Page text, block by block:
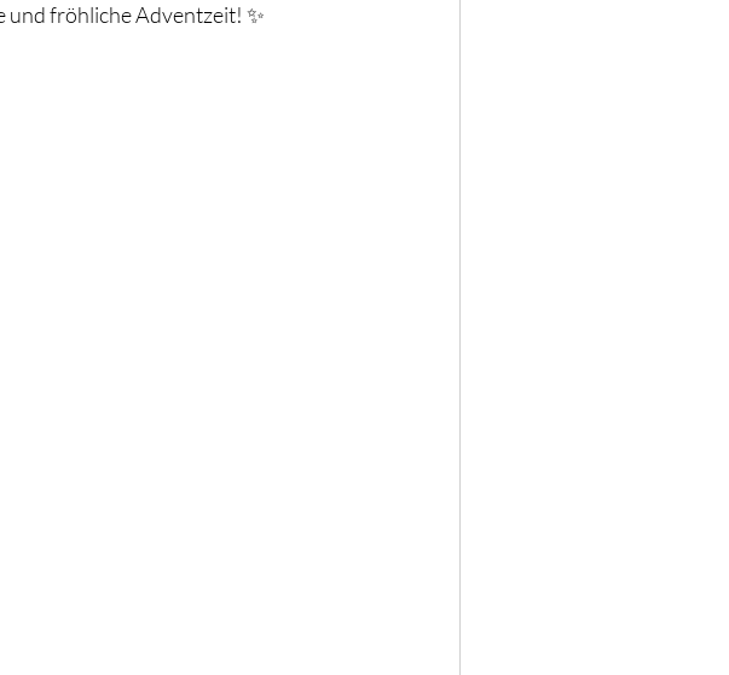
und fröhliche Adventzeit! ✨